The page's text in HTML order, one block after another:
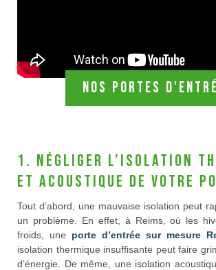
Nos portes
1. Négliger l’isolation
et acoustique de votre
Tout d’abord, une mauvaise isolation peut
un problème. En effet, à Reims, où les
froids, une porte d’entrée sur mesure
isolation thermique insuffisante peut faire
d’énergie. De même, une isolation